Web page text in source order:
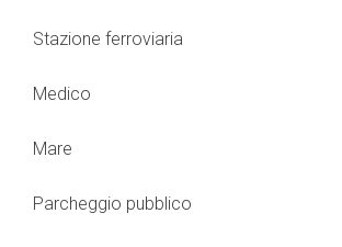
Stazione ferroviaria
Medico
Mare
Parcheggio pubblico